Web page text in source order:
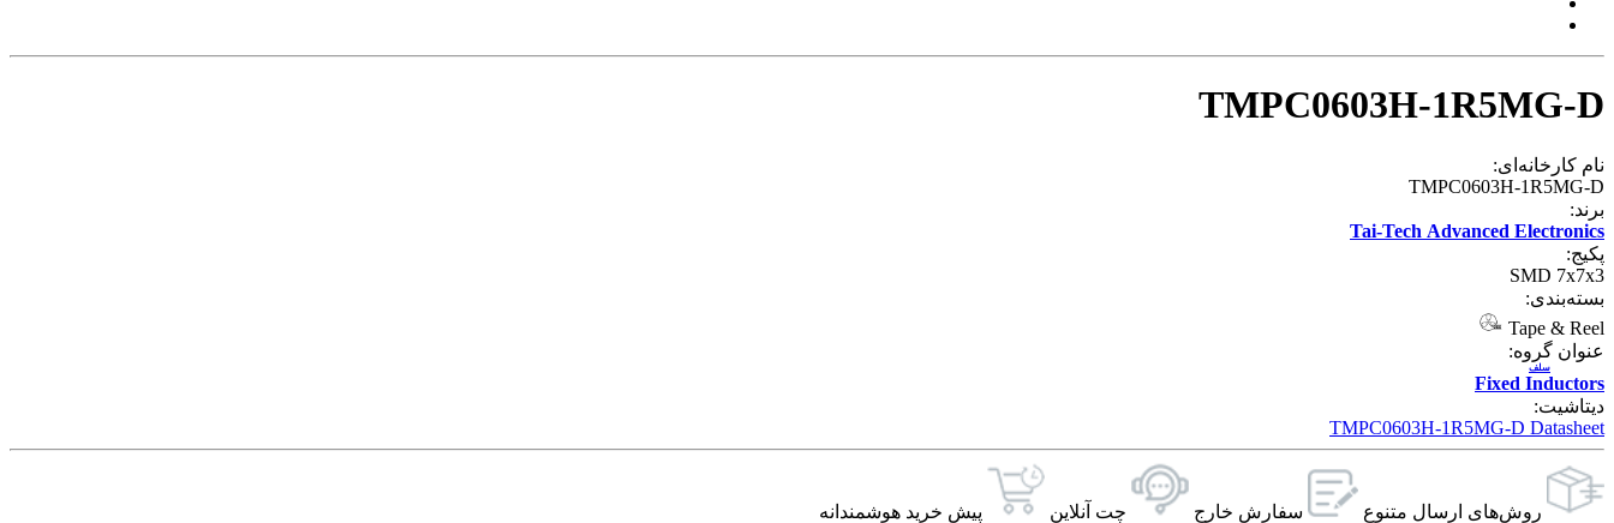
TMPC0603H-1R5MG-D
نام کارخانه‌ای:
TMPC0603H-1R5MG-D
برند:
Tai-Tech Advanced Electronics
پکیج:
SMD 7x7x3
بسته‌بندی:
Tape & Reel
عنوان گروه:
Fixed Inductors
سلف
دیتاشیت:
TMPC0603H-1R5MG-D Datasheet
روش‌های ارسال‌ متنوع سفارش خارج چت آنلاین پیش خرید هوشمندانه